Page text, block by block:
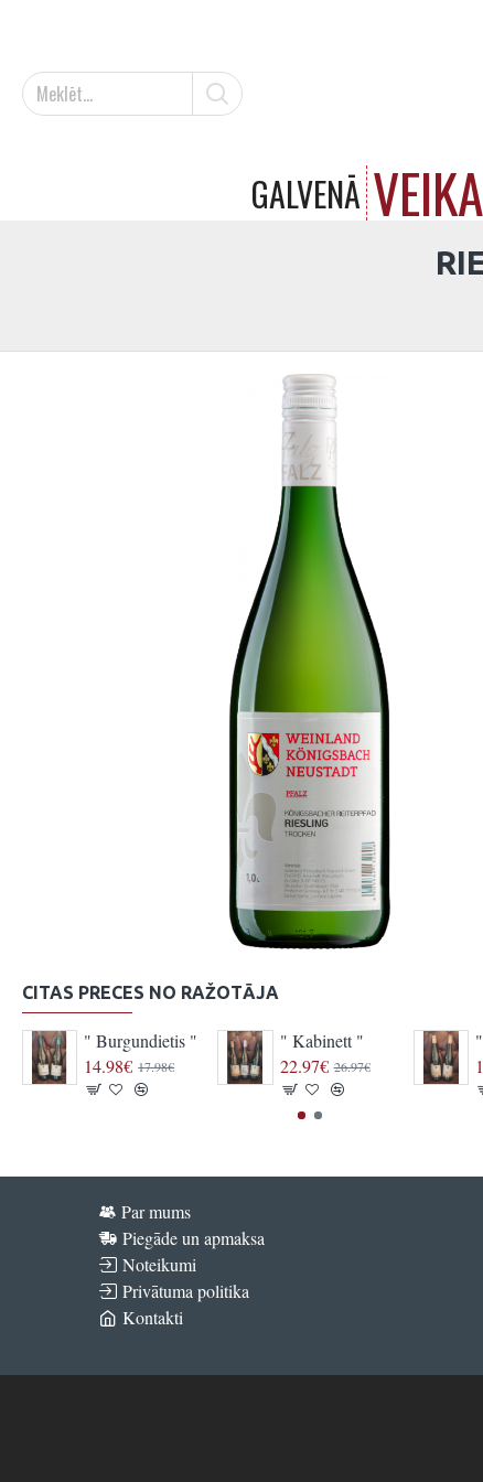
GALVENĀ
CITAS PRECES NO RAŽOTĀJA
" Burgundietis "
14.98€ 17.98€
" Kabinett "
22.97€ 26.97€
Par mums
Piegāde un apmaksa
Noteikumi
Privātuma politika
Kontakti